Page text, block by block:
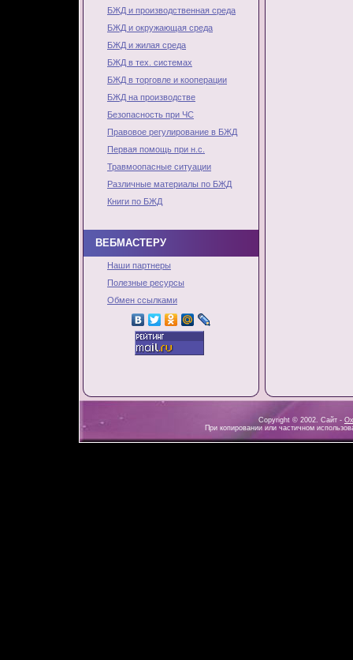
БЖД и производственная среда
БЖД и окружающая среда
БЖД и жилая среда
БЖД в тех. системах
БЖД в торговле и кооперации
БЖД на производстве
Безопасность при ЧС
Правовое регулирование в БЖД
Первая помощь при н.с.
Травмоопасные ситуации
Различные материалы по БЖД
Книги по БЖД
ВЕБМАСТЕРУ
Наши партнеры
Полезные ресурсы
Обмен ссылками
Copyright © 2002. Сайт -
При копировании или частичном